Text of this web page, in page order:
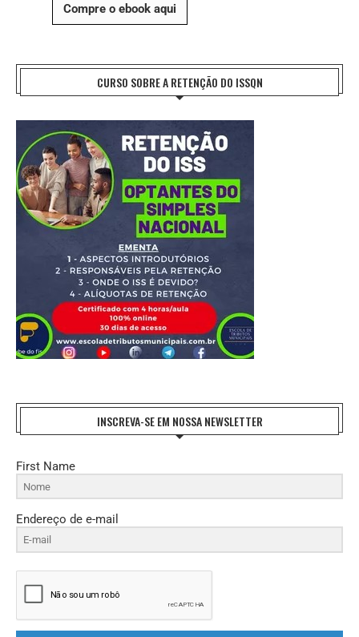
Compre o ebook aqui
CURSO SOBRE A RETENÇÃO DO ISSQN
INSCREVA-SE EM NOSSA NEWSLETTER
First Name
Endereço de e-mail